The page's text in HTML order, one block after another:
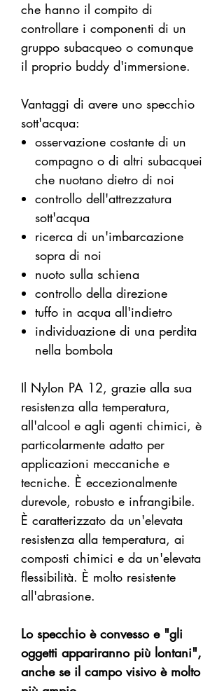
che hanno il compito di
controllare i componenti di un
gruppo subacqueo o comunque
il proprio buddy d'immersione.
Vantaggi di avere uno specchio
sott'acqua:
osservazione costante di un
compagno o di altri subacquei
che nuotano dietro di noi
controllo dell'attrezzatura
sott'acqua
ricerca di un'imbarcazione
sopra di noi
nuoto sulla schiena
controllo della direzione
tuffo in acqua all'indietro
individuazione di una perdita
nella bombola
Il Nylon PA 12, grazie alla sua
resistenza alla temperatura,
all'alcool e agli agenti chimici, è
particolarmente adatto per
applicazioni meccaniche e
tecniche. È eccezionalmente
durevole, robusto e infrangibile.
È caratterizzato da un'elevata
resistenza alla temperatura, ai
composti chimici e da un'elevata
flessibilità. È molto resistente
all'abrasione.
Lo specchio è convesso e "gli
oggetti appariranno più lontani",
anche se il campo visivo è molto